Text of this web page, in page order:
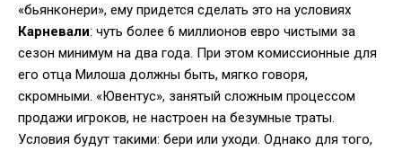
«бьянконери», ему придется сделать это на условиях
Карневали: чуть более 6 миллионов евро чистыми за
сезон минимум на два года. При этом комиссионные для
его отца Милоша должны быть, мягко говоря,
скромными. «Ювентус», занятый сложным процессом
продажи игроков, не настроен на безумные траты.
Условия будут такими: бери или уходи. Однако для того,